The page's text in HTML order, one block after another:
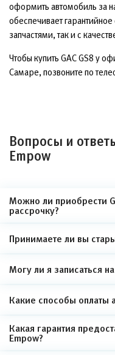
оформить автомобиль за
обеспечивает
запчастями, так и с
Чтобы купить GAC GS8 у
Самаре, позвоните по
Вопросы и
Empow
Можно ли приобрести
рассрочку?
Принимаете ли вы
Могу ли я записаться
Какие способы оплаты
Какая гарантия
Empow?